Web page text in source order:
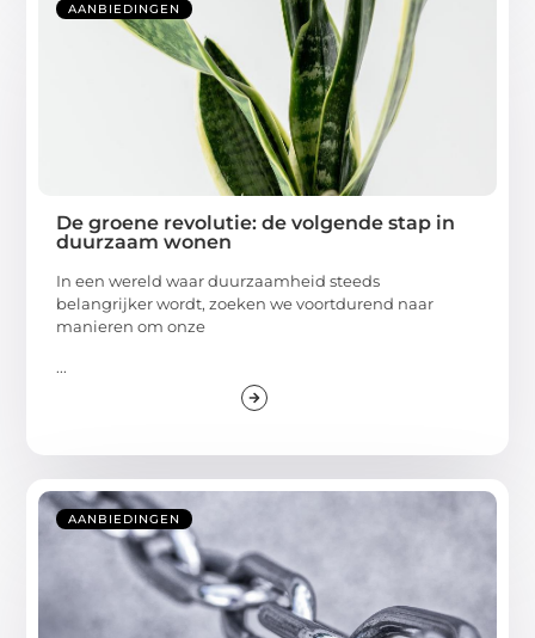
AANBIEDINGEN
De groene revolutie: de volgende stap in
duurzaam wonen
In een wereld waar duurzaamheid steeds
belangrijker wordt, zoeken we voortdurend naar
manieren om onze
...
AANBIEDINGEN